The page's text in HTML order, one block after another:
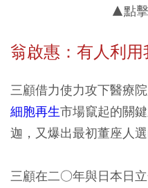
▲點
翁啟惠：有人利用
三顧借力使力攻下醫療
細胞再生市場竄起的關
迦，又爆出最初董座人選
三顧在二○年與日本日